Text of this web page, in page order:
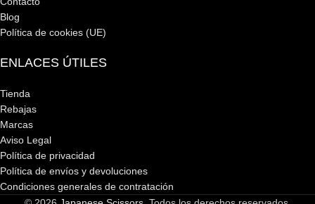
Blog
Política de cookies (UE)
ENLACES ÚTILES
Tienda
Rebajas
Marcas
Aviso Legal
Política de privacidad
Política de envíos y devoluciones
Condiciones generales de contratación